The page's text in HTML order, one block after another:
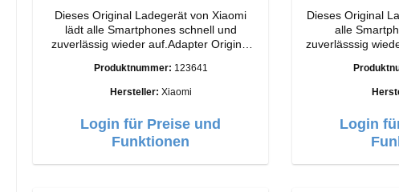
Dieses Original Ladegerät von Xiaomi
lädt alle Smartphones schnell und
zuverlässig wieder auf.Adapter Original
Anschlüsse: USB-A Output: 90W Farbe:
Produktnummer: 123641
Hersteller: Xiaomi
Login für Preise und
Funktionen
Dieses Original
alle
zuverlässsig wieder auf.
Anschlüsse: USB-A Output: 12W
Login